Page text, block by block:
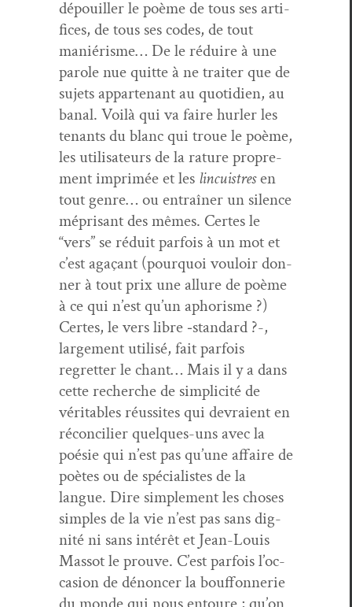
dépouiller le poème de tous ses arti­
fices, de tous ses codes, de tout
maniérisme… De le réduire à une
parole nue quitte à ne traiter que de
sujets appar­tenant au quo­ti­di­en, au
banal. Voilà qui va faire hurler les
ten­ants du blanc qui troue le poème,
les util­isa­teurs de la rature pro­pre­
ment imprimée et les lin­cuistresen
tout genre… ou entraîn­er un silence
méprisant des mêmes. Certes le
“vers” se réduit par­fois à un mot et
c’est agaçant (pourquoi vouloir don­
ner à tout prix une allure de poème
à ce qui n’est qu’un apho­risme ?)
Certes, le vers libre ‑stan­dard ?-,
large­ment util­isé, fait par­fois
regret­ter le chant… Mais il y a dans
cette recherche de sim­plic­ité de
véri­ta­bles réus­sites qui devraient en
réc­on­cili­er quelques-uns avec la
poésie qui n’est pas qu’une affaire de
poètes ou de spé­cial­istes de la
langue. Dire sim­ple­ment les choses
sim­ples de la vie n’est pas sans dig­
nité ni sans intérêt et Jean-Louis
Mas­sot le prou­ve. C’est par­fois l’oc­
ca­sion de dénon­cer la bouf­fon­ner­ie